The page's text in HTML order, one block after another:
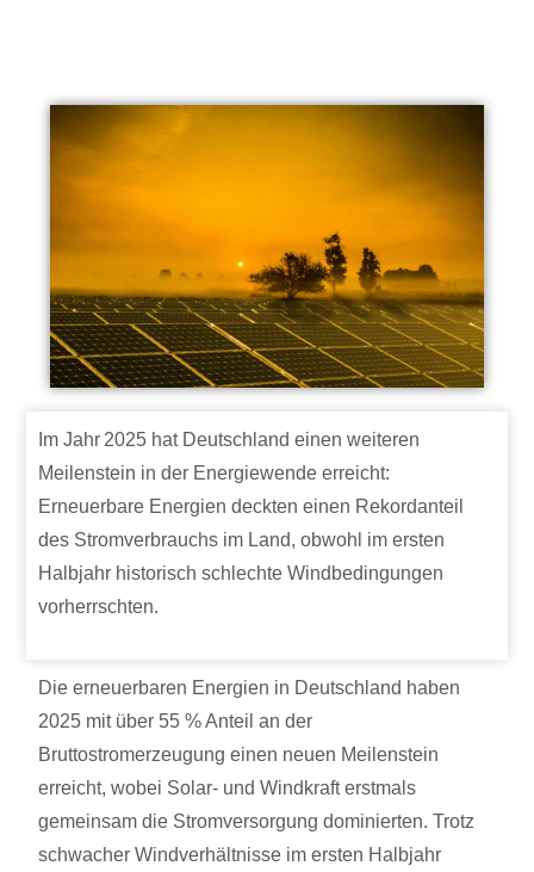
Im Jahr 2025 hat Deutschland einen weiteren
Meilenstein in der Energiewende erreicht:
Erneuerbare Energien deckten einen Rekordanteil
des Stromverbrauchs im Land, obwohl im ersten
Halbjahr historisch schlechte Windbedingungen
vorherrschten.
Die erneuerbaren Energien in Deutschland haben
2025 mit über 55 % Anteil an der
Bruttostromerzeugung einen neuen Meilenstein
erreicht, wobei Solar- und Windkraft erstmals
gemeinsam die Stromversorgung dominierten. Trotz
schwacher Windverhältnisse im ersten Halbjahr